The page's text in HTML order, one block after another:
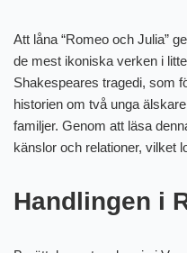
Att låna “Romeo och Julia”
de mest ikoniska verken i
Shakespeares tragedi, som
historien om två unga
familjer. Genom att läsa
känslor och relationer, vilket
Handlingen i